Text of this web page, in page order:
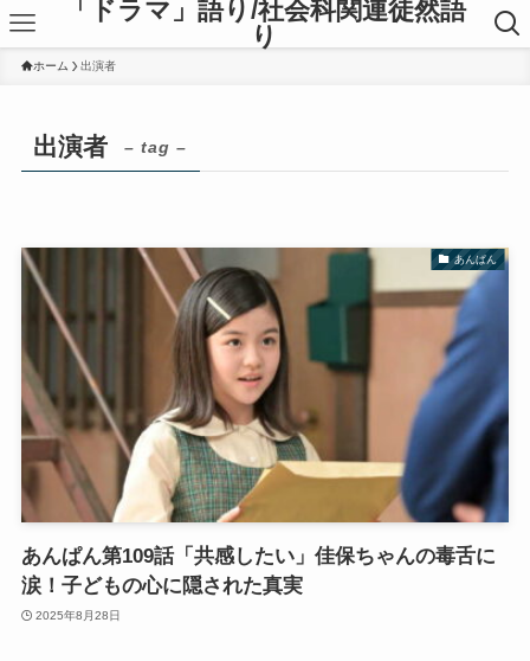
「ドラマ」語り/社会科関連徒然語
り
ホーム 出演者
出演者 – tag –
あんぱん
あんぱん第109話「共感したい」佳保ちゃんの毒舌に
涙！子どもの心に隠された真実
2025年8月28日